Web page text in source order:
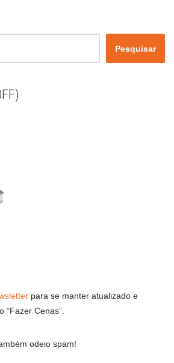
Pesquisar
para se manter atualizado e
“Fazer Cenas”.
odeio spam!